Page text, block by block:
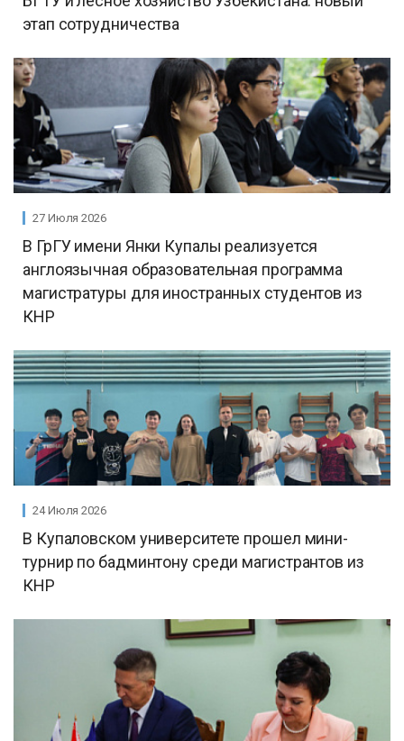
этап сотрудничества
27 Июля 2026
В ГрГУ имени Янки Купалы реализуется
англоязычная образовательная программа
магистратуры для иностранных студентов из
КНР
24 Июля 2026
В Купаловском университете прошел мини-
турнир по бадминтону среди магистрантов из
КНР